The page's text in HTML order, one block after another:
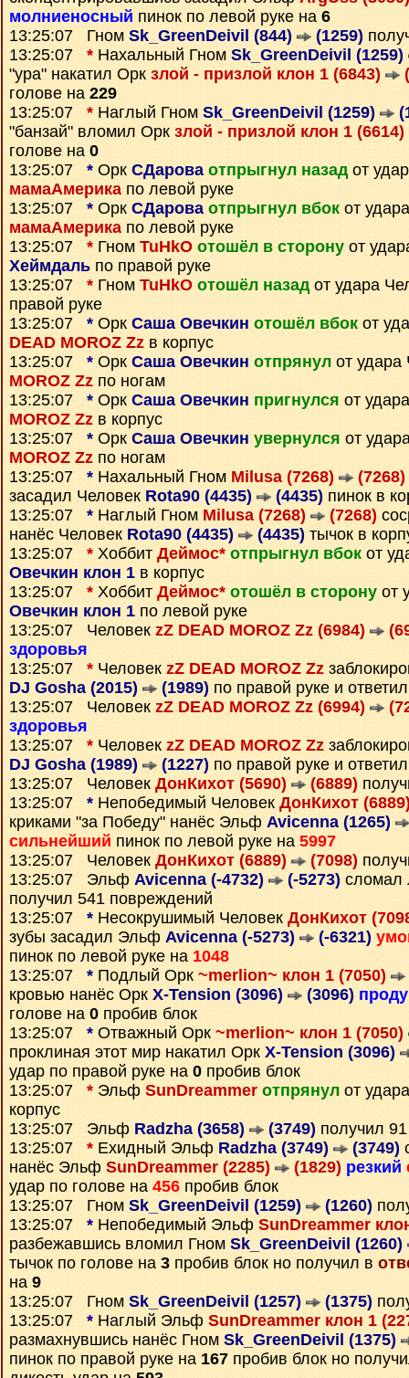
молниеносный пинок по левой руке на 6
13:25:07 Гном Sk_GreenDeivil (844) (1259)
13:25:07 * Нахальный Гном Sk_GreenDeivil (1259)
"ура" накатил Орк злой - призлой клон 1 (6843)
голове на 229
13:25:07 * Наглый Гном Sk_GreenDeivil (1259)
"банзай" вломил Орк злой - призлой клон 1 (6614)
голове на 0
13:25:07 * Орк СДарова отпрыгнул назадот
мамаАмерика по левой руке
13:25:07 * Орк СДарова отпрыгнул вбок от
мамаАмерикапо левой руке
13:25:07 * Гном TuHkO отошёл в сторону от
Хеймдаль по правой руке
13:25:07 * Гном TuHkO отошёл назадот удара
правой руке
13:25:07 * Орк Саша Овечкин отошёл вбок от
DEAD MOROZ Zz в корпус
13:25:07 * Орк Саша Овечкин отпрянул от
MOROZ Zz по ногам
13:25:07 * Орк Саша Овечкин пригнулся от
MOROZ Zz в корпус
13:25:07 * Орк Саша Овечкин увернулся от
MOROZ Zz по ногам
13:25:07 * Нахальный Гном Milusa (7268) (7268)
засадил Человек Rota90 (4435) (4435) пинок в
13:25:07 * Наглый Гном Milusa (7268) (7268)
нанёс Человек Rota90 (4435) (4435) тычок в
13:25:07 * Хоббит Деймос* отпрыгнул вбок от
Овечкин клон 1 в корпус
13:25:07 * Хоббит Деймос* отошёл в сторону от
Овечкин клон 1 по левой руке
13:25:07 Человек zZ DEAD MOROZ Zz (6984)
здоровья
13:25:07 * Человек zZ DEAD MOROZ Zz
DJ Gosha (2015)
(1989) по правой руке и
13:25:07 Человек zZ DEAD MOROZ Zz (6994)
здоровья
13:25:07 * Человек zZ DEAD MOROZ Zz
DJ Gosha (1989)
(1227) по правой руке и
13:25:07 Человек ДонКихот (5690) (6889)
13:25:07 * Непобедимый Человек ДонКихот
криками "за Победу" нанёс Эльф Avicenna (1265)
сильнейший пинок по левой руке на 5997
13:25:07 Человек ДонКихот (6889) (7098)
13:25:07 Эльф Avicenna (-4732) (-5273) сломал
получил 541 повреждений
13:25:07 * Несокрушимый Человек ДонКихот
зубы засадил Эльф Avicenna (-5273) (-6321)
пинок по левой руке на 1048
13:25:07 * Подлый Орк ~merlion~ клон 1 (7050)
кровью нанёс Орк X-Tension (3096) (3096)
голове на 0 пробив блок
13:25:07 * Отважный Орк ~merlion~ клон 1 (7050)
проклиная этот мир накатил Орк X-Tension (3096)
удар по правой руке на 0 пробив блок
13:25:07 * Эльф SunDreammer отпрянул от
корпус
13:25:07 Эльф Radzha (3658) (3749) получил
13:25:07 * Ехидный Эльф Radzha (3749) (3749)
нанёс Эльф SunDreammer (2285) (1829) резкий
удар по голове на 456 пробив блок
13:25:07 Гном Sk_GreenDeivil (1259) (1260)
13:25:07 * Непобедимый Эльф SunDreammer
разбежавшись вломил Гном Sk_GreenDeivil (1260)
тычок по голове на 3 пробив блок но получил в
на 9
13:25:07 Гном Sk_GreenDeivil (1257) (1375)
13:25:07 * Наглый Эльф SunDreammer клон 1
размахнувшись нанёс Гном Sk_GreenDeivil (1375)
пинок по правой руке на 167 пробив блок но